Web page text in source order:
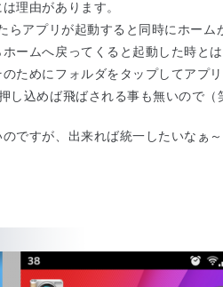
理由があります。
らアプリが起動すると同時にホーム
ームへ戻ってくると起動した時と
ためにフォルダをタップしてアプ
込めば飛ばされる事も無いので（
ですが、出来れば統一したいなぁ～